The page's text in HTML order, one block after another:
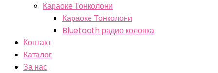
Караоке Тонколони
Караоке Тонколони
Bluetooth радио колонка
Контакт
Каталог
За нас